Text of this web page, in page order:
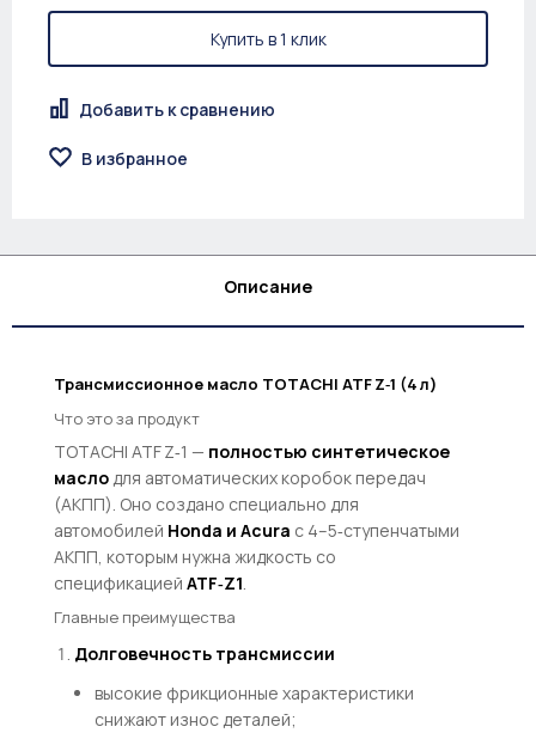
Купить в 1 клик
Добавить к сравнению
В избранное
Описание
Трансмиссионное масло TOTACHI ATF Z‑1 (4 л)
Что это за продукт
TOTACHI ATF Z‑1 — полностью синтетическое
масло для автоматических коробок передач
(АКПП). Оно создано специально для
автомобилей Honda и Acura с 4–5‑ступенчатыми
АКПП, которым нужна жидкость со
спецификацией ATF‑Z1.
Главные преимущества
Долговечность трансмиссии
высокие фрикционные характеристики
снижают износ деталей;